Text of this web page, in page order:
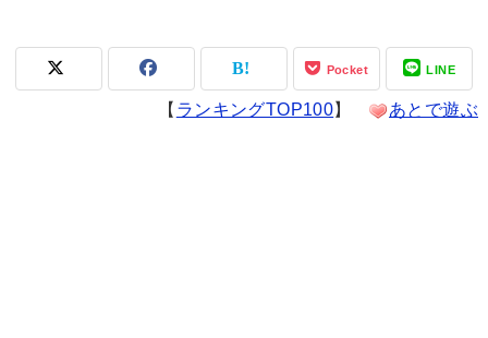
Pocket LINE
【 ランキングTOP100】 あとで遊ぶ